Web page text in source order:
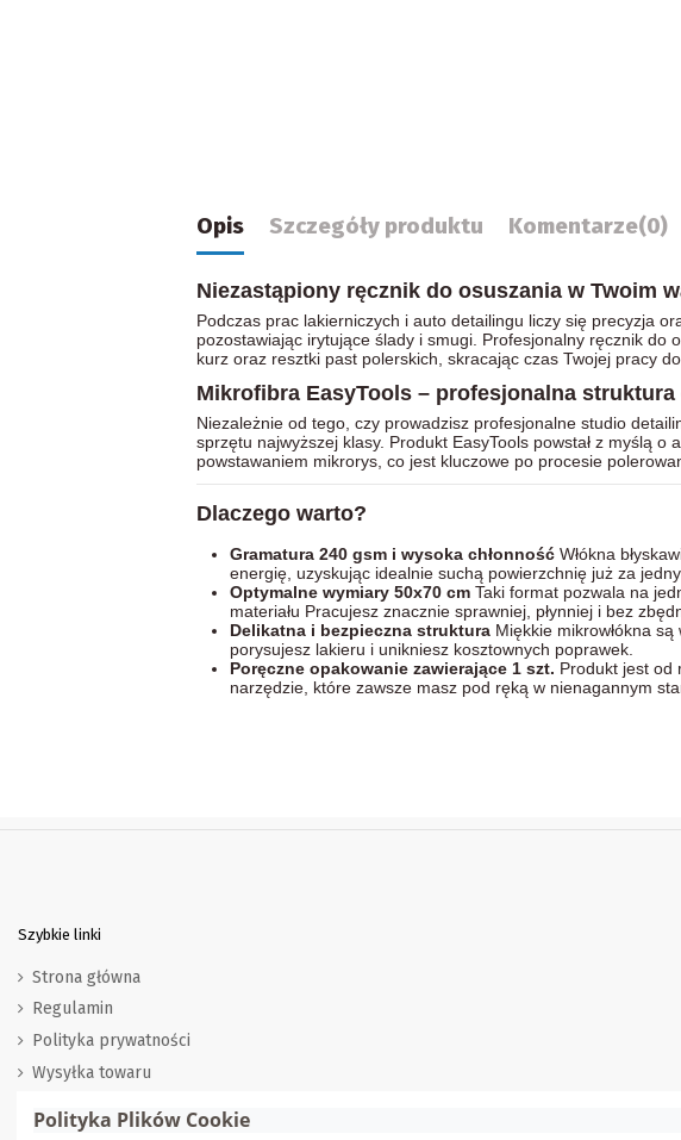
Opis Szczegóły produktu Komentarze(0)
Niezastąpiony ręcznik do osuszania w Twoim
Podczas prac lakierniczych i auto detailingu liczy się precyzja
pozostawiając irytujące ślady i smugi. Profesjonalny ręcznik do
kurz oraz resztki past polerskich, skracając czas Twojej pracy
Mikrofibra EasyTools – profesjonalna
Niezależnie od tego, czy prowadzisz profesjonalne studio
sprzętu najwyższej klasy. Produkt EasyTools powstał z myślą
powstawaniem mikrorys, co jest kluczowe po procesie
Dlaczego warto?
Gramatura 240 gsm i wysoka chłonność Włókna
energię, uzyskując idealnie suchą powierzchnię już za
Optymalne wymiary 50x70 cm Taki format pozwala na
materiału Pracujesz znacznie sprawniej, płynniej i bez
Delikatna i bezpieczna struktura Miękkie mikrowłókna
porysujesz lakieru i unikniesz kosztownych poprawek.
Poręczne opakowanie zawierające 1 szt. Produkt jest od
narzędzie, które zawsze masz pod ręką w nienagannym
Szybkie linki
Strona główna
Regulamin
Polityka prywatności
Wysyłka towaru
Polityka Plików Cookie